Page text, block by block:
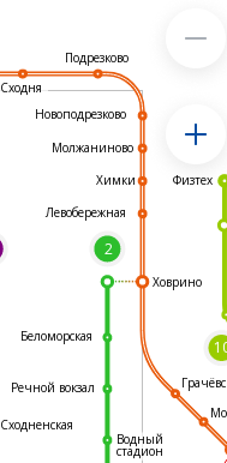
2
Сходня
Подрезково
Новоподрезково
Молжаниново
Химки
Левобережная
Ховрино
Водный
стадион
Сходненская
Физтех
Речной вокзал
Беломорская